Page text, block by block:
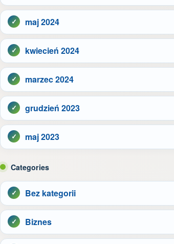
maj 2024
kwiecień 2024
marzec 2024
grudzień 2023
maj 2023
Categories
Bez kategorii
Biznes